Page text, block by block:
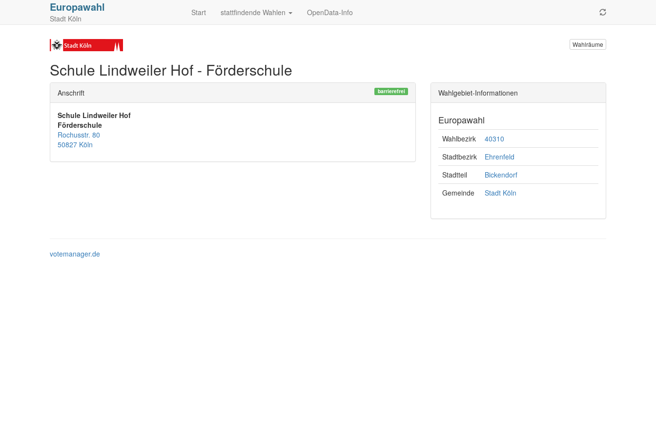
Europawahl
Stadt Köln
Start stattfindende Wahlen OpenData-Info
Wahlräume
Schule Lindweiler Hof - Förderschule
Anschrift barrierefrei
Schule Lindweiler Hof
Förderschule
Rochusstr. 80
50827 Köln
Wahlgebiet-Informationen
Europawahl
Wahlbezirk
40310
Stadtbezirk
Ehrenfeld
Stadtteil
Bickendorf
Gemeinde
Stadt Köln
votemanager.de